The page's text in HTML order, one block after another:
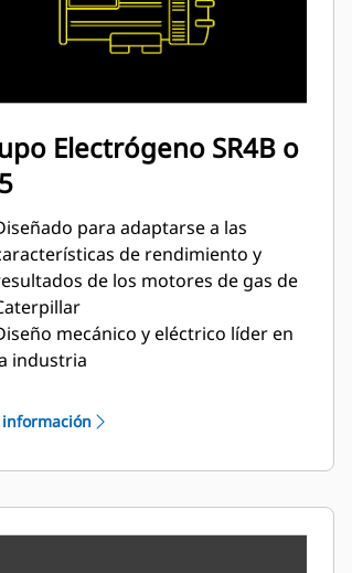
Electrógeno SR4B o
para adaptarse a las
de rendimiento y
de los motores de gas de
mecánico y eléctrico líder en
industria
información